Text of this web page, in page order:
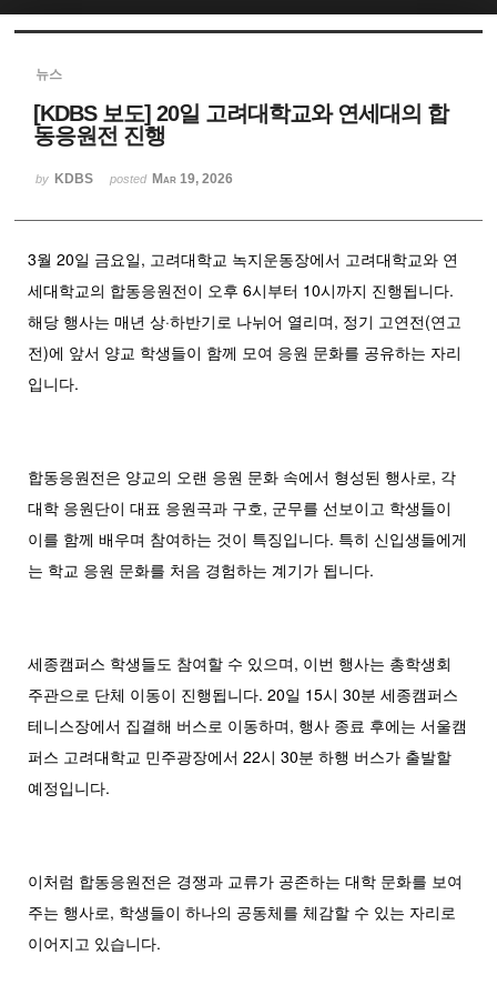
뉴스
[KDBS 보도] 20일 고려대학교와 연세대의 합
동응원전 진행
by KDBS posted Mar 19, 2026
3월 20일 금요일, 고려대학교 녹지운동장에서 고려대학교와 연
세대학교의 합동응원전이 오후 6시부터 10시까지 진행됩니다.
해당 행사는 매년 상·하반기로 나뉘어 열리며, 정기 고연전(연고
전)에 앞서 양교 학생들이 함께 모여 응원 문화를 공유하는 자리
입니다.
합동응원전은 양교의 오랜 응원 문화 속에서 형성된 행사로, 각
대학 응원단이 대표 응원곡과 구호, 군무를 선보이고 학생들이
이를 함께 배우며 참여하는 것이 특징입니다. 특히 신입생들에게
는 학교 응원 문화를 처음 경험하는 계기가 됩니다.
세종캠퍼스 학생들도 참여할 수 있으며, 이번 행사는 총학생회
주관으로 단체 이동이 진행됩니다. 20일 15시 30분 세종캠퍼스
테니스장에서 집결해 버스로 이동하며, 행사 종료 후에는 서울캠
퍼스 고려대학교 민주광장에서 22시 30분 하행 버스가 출발할
예정입니다.
이처럼 합동응원전은 경쟁과 교류가 공존하는 대학 문화를 보여
주는 행사로, 학생들이 하나의 공동체를 체감할 수 있는 자리로
이어지고 있습니다.
Sketchbook5, 스케치북5
Sketchbook5, 스케치북5